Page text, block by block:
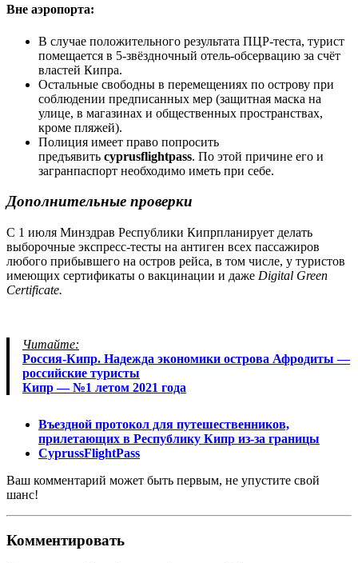
Вне аэропорта:
В случае положительного результата ПЦР-теста, турист
помещается в 5-звëздночный отель-обсервацию за счëт
властей Кипра.
Остальные свободны в перемещениях по острову при
соблюдении предписанных мер (защитная маска на
улице, в магазинах и общественных пространствах,
кроме пляжей).
Полиция имеет право попросить
предъявить cyprusflightpass. По этой причине его и
загранпаспорт необходимо иметь при себе.
Дополнительные проверки
С 1 июля Минздрав Республики Кипрпланирует делать
выборочные экспресс-тесты на антиген всех пассажиров
любого прибывшего на остров рейса, в том числе, у туристов
имеющих сертификаты о вакцинации и даже Digital Green
Certificate.
Читайте:
Россия-Кипр. Надежда экономики острова Афродиты —
российские туристы
Кипр — №1 летом 2021 года
Въездной протокол для путешественников,
прилетающих в Республику Кипр из-за границы
CyprussFlightPass
Ваш комментарий может быть первым, не упустите свой
шанс!
Комментировать